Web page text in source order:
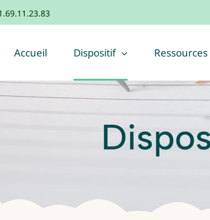
Accueil Dispositif Ressources